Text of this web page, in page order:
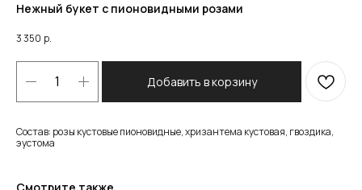
Нежный букет с пионовидными розами
3 350 р.
Добавить в корзину
Состав: розы кустовые пионовидные, хризантема кустовая, гвоздика,
эустома